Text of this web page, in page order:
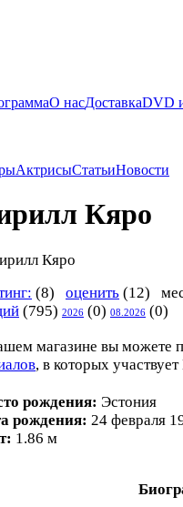
О насДоставкаDVD
АктрисыСтатьиНовости
Кяро
(8) оценить (12)
(795) 2026 (0) 08.2026 (0)
магазине вы можете
, в которых
рождения: Эстония
рождения: 24 февраля
1.86 м